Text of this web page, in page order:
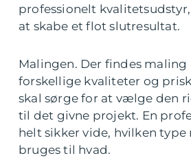
professionelt
at skabe et flot slutresultat.
Malingen. Der findes maling
forskellige kvaliteter og
skal sørge for at vælge den
til det givne projekt. En
helt sikker vide, hvilken type
bruges til hvad.